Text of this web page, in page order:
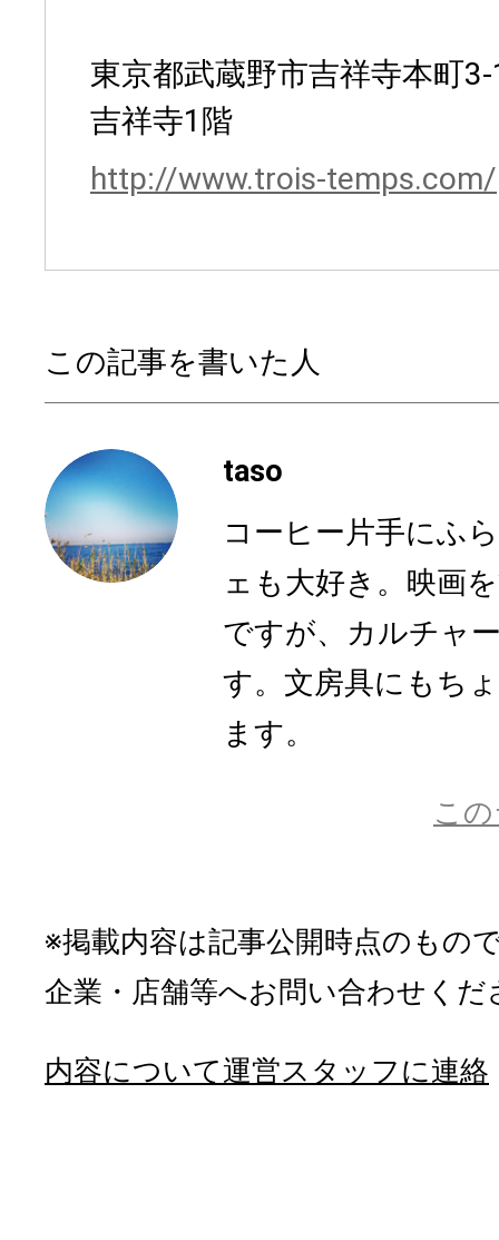
東京都武蔵野市吉祥寺本町
吉祥寺1階
http://www.trois-temps.com/
この記事を書いた人
taso
コーヒー片手にふ
ェも大好き。映画
ですが、カルチャ
す。文房具にもち
ます。
こ
※掲載内容は記事公開時点のもの
企業・店舗等へお問い合わせくだ
内容について運営スタッフに連絡